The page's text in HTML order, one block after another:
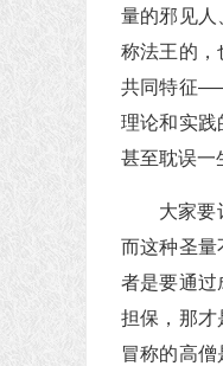
量的邪见人
称法王的，
共同特征
理论和实践
甚至耽误一
大家要
而这种圣量
者是要通过
担保，那才
冒称的高